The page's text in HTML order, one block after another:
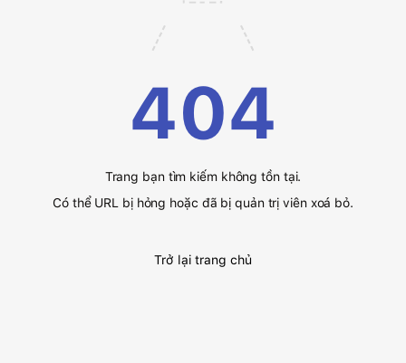
404
Trang bạn tìm kiếm không tồn tại.
Có thể URL bị hỏng hoặc đã bị quản trị viên xoá bỏ.
Trở lại trang chủ